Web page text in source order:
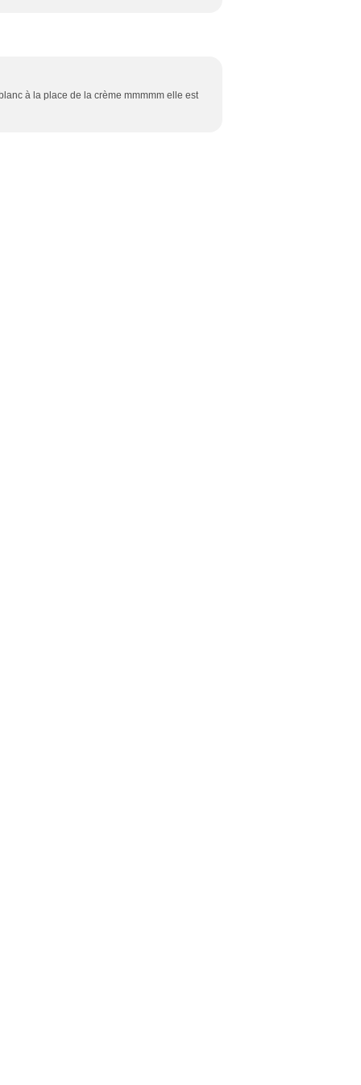
à la place de la crème mmmmm elle est